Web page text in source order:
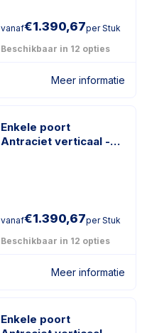
vanaf€1.390,67per Stuk
Beschikbaar in 12 opties
Meer informatie
Enkele poort
Antraciet verticaal -
vanaf€1.390,67per Stuk
Beschikbaar in 12 opties
Meer informatie
Enkele poort